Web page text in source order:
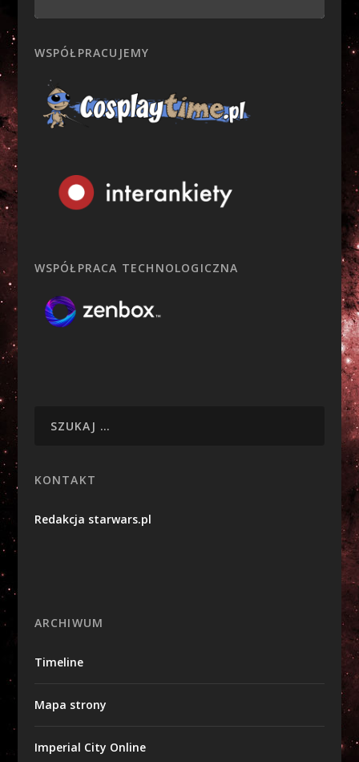
WSPÓŁPRACUJEMY
WSPÓŁPRACA TECHNOLOGICZNA
KONTAKT
Redakcja starwars.pl
ARCHIWUM
Timeline
Mapa strony
Imperial City Online